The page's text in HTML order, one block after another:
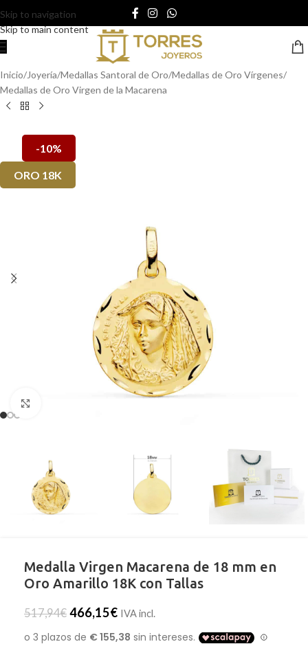
Skip to navigation
Skip to main content
Inicio/Joyería/Medallas Santoral de Oro/Medallas de Oro Vírgenes/
Medallas de Oro Virgen de la Macarena
-10%
ORO 18K
Medalla Virgen Macarena de 18 mm en
Oro Amarillo 18K con Tallas
517,94€ 466,15€ IVA incl.